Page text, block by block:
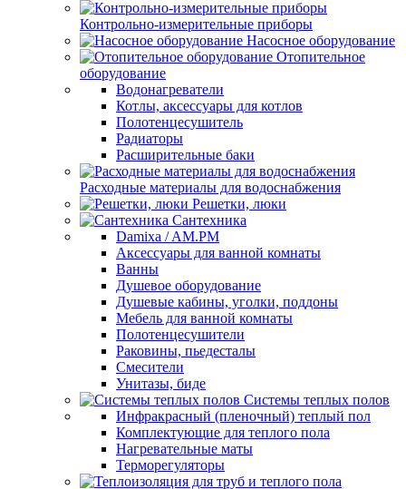
Контрольно-измерительные приборы
Насосное оборудование
Отопительное
оборудование
Водонагреватели
Котлы, аксессуары для котлов
Полотенцесушитель
Радиаторы
Расширительные баки
Расходные материалы для водоснабжения
Решетки, люки
Сантехника
Damixa / AM.PM
Аксессуары для ванной комнаты
Ванны
Душевое оборудование
Душевые кабины, уголки, поддоны
Мебель для ванной комнаты
Полотенцесушители
Раковины, пьедесталы
Смесители
Унитазы, биде
Системы теплых полов
Инфракрасный (пленочный) теплый пол
Комплектующие для теплого пола
Нагревательные маты
Терморегуляторы